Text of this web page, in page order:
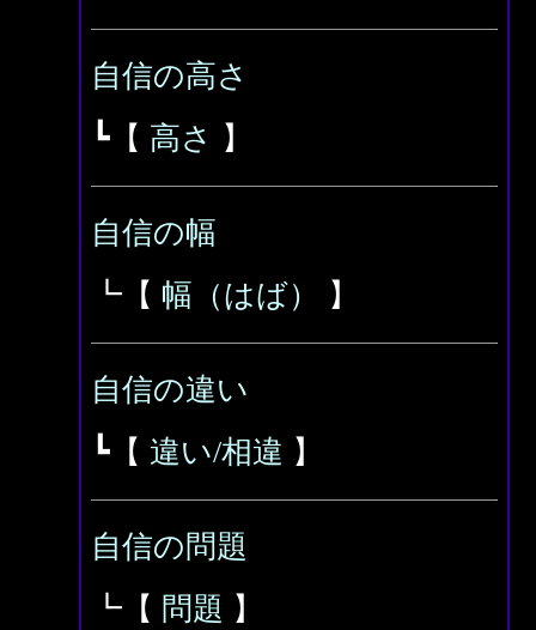
自信の高さ
┗【 高さ 】
自信の幅
┗【 幅（はば） 】
自信の違い
┗【 違い/相違 】
自信の問題
┗【 問題 】